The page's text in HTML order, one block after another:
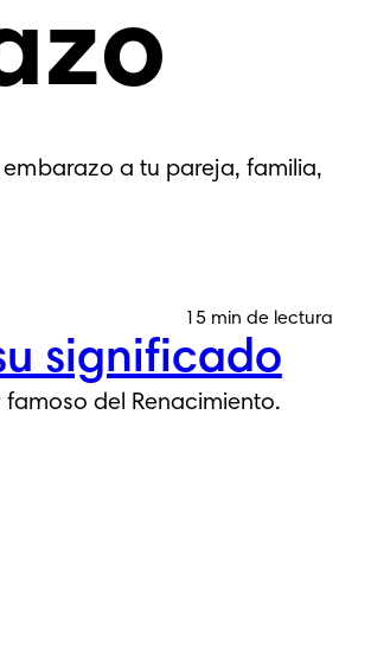
a tu pareja, familia,
15 min de lectura
significado
del Renacimiento.